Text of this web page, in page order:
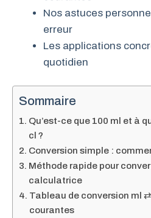
Nos astuces
erreur
Les applications
quotidien
Sommaire
Qu’est-ce que 100 ml et à
cl ?
Conversion simple :
Méthode rapide pour
calculatrice
Tableau de conversion ml
courantes